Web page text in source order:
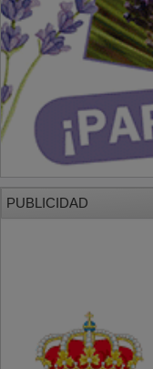
PUBLICIDAD